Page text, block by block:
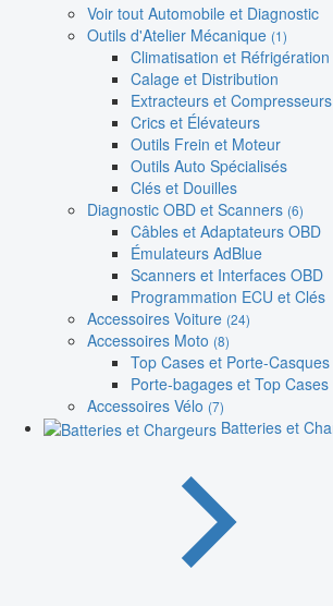
Voir tout Automobile et Diagnostic
Outils d'Atelier Mécanique (1)
Climatisation et Réfrigération
Calage et Distribution
Extracteurs et Compresseurs
Crics et Élévateurs
Outils Frein et Moteur
Outils Auto Spécialisés
Clés et Douilles
Diagnostic OBD et Scanners (6)
Câbles et Adaptateurs OBD
Émulateurs AdBlue
Scanners et Interfaces OBD
Programmation ECU et Clés
Accessoires Voiture (24)
Accessoires Moto (8)
Top Cases et Porte-Casques
Porte-bagages et Top Cases
Accessoires Vélo (7)
Batteries et